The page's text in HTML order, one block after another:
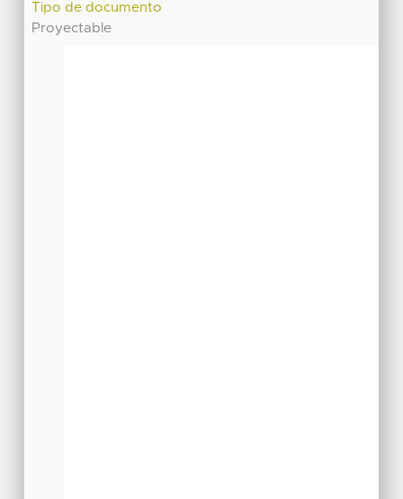
Tipo de documento
Proyectable